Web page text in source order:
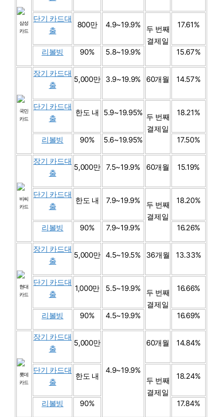
삼성
카드
단기 카드대
출
800만 4.9~19.9%
두 번째
결제일
17.61%
리볼빙 90% 5.8~19.9% 15.67%
국민
카드
장기 카드대
출
5,000만 3.9~19.9% 60개월 14.57%
단기 카드대
출
한도 내 5.9~19.95% 두 번째
결제일
18.21%
리볼빙 90% 5.6~19.95% 17.50%
비씨
카드
장기 카드대
출
5,000만 7.5~19.9% 60개월 15.19%
단기 카드대
출
한도 내 7.9~19.9%
두 번째
결제일
18.20%
리볼빙 90% 7.9~19.9% 16.26%
현대
카드
장기 카드대
출
5,000만 4.5~19.5% 36개월 13.33%
단기 카드대
출
1,000만 5.5~19.9%
두 번째
결제일
16.66%
리볼빙 90% 4.5~19.9% 16.69%
롯데
카드
장기 카드대
출
5,000만
4.9~19.9%
60개월 14.84%
단기 카드대
출
한도 내
두 번째
결제일
18.24%
리볼빙 90% 17.84%